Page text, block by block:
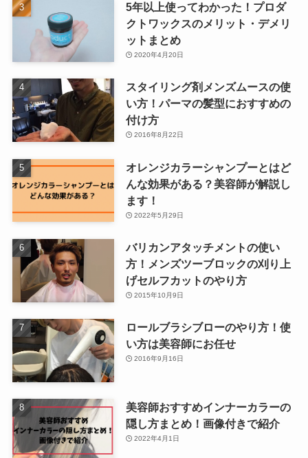
5年以上使ってわかった！プロダ
クトワックスのメリット・デメリ
ットまとめ
2020年4月20日
スタイリング剤メンズムースの使
い方！パーマの髪型におすすめの
付け方
2016年8月22日
オレンジカラーシャンプーとはど
んな効果がある？美容師が解説し
ます！
2022年5月29日
バリカンアタッチメントの使い
方！メンズツーブロックの刈り上
げセルフカットのやり方
2015年10月9日
ロールブラシブローのやり方！使
い方は美容師にお任せ
2016年9月16日
美容師おすすめインナーカラーの
隠し方まとめ！画像付きで紹介
2022年4月1日